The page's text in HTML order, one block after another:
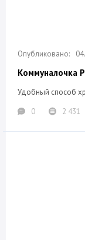
Коммуналочка
Удобный способ
0
2 431